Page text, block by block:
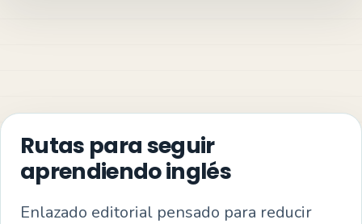
Rutas para seguir
aprendiendo inglés
Enlazado editorial pensado para reducir